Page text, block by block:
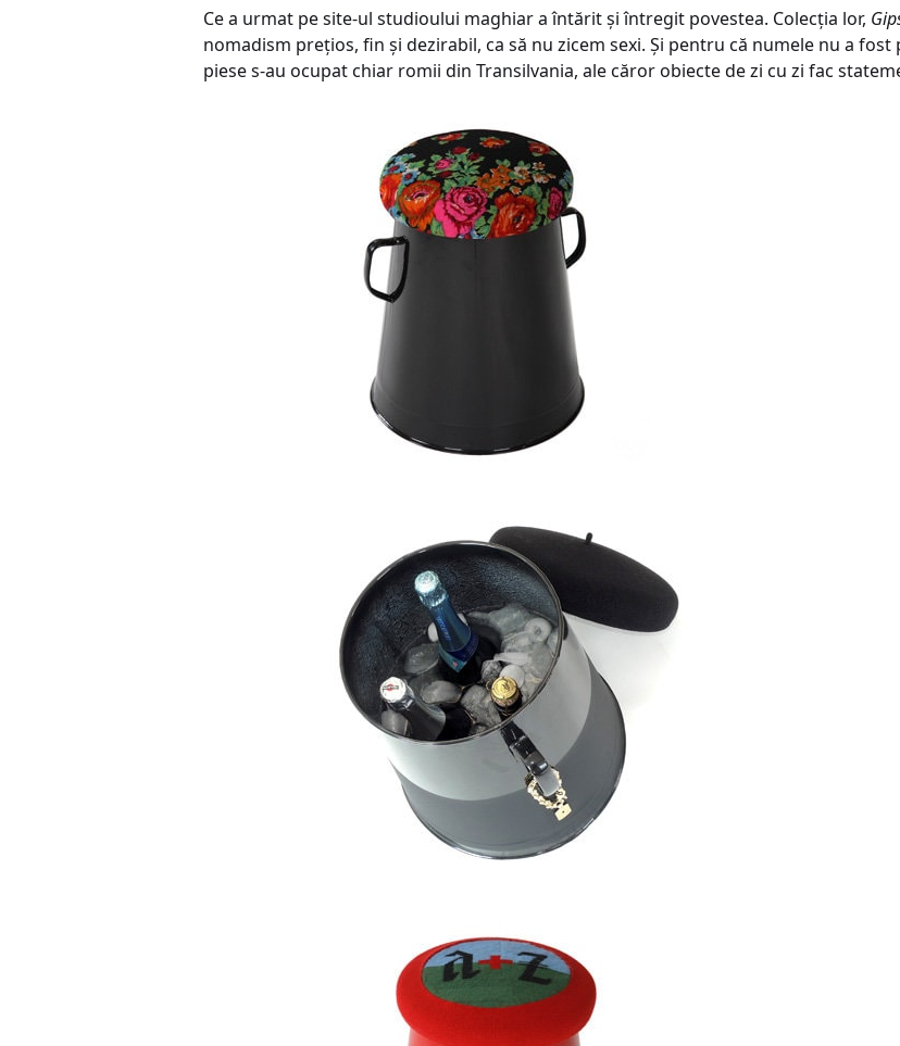
Ce a urmat pe site-ul studioului maghiar a întărit şi întregit povestea. Colecţia lor,
nomadism preţios, fin şi dezirabil, ca să nu zicem sexi. Şi pentru că numele nu a
piese s-au ocupat chiar romii din Transilvania, ale căror obiecte de zi cu zi fac